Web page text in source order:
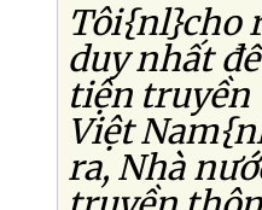
Tôi{nl}cho
duy nhất
tiện truyền
Việt
ra, Nhà